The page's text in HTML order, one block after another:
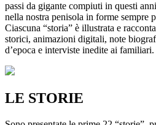
passi da gigante compiuti in questi
nella nostra penisola in forme sempre
Ciascuna “storia” è illustrata e
storici, animazioni digitali, note
d’epoca e interviste inedite ai familiari.
LE STORIE